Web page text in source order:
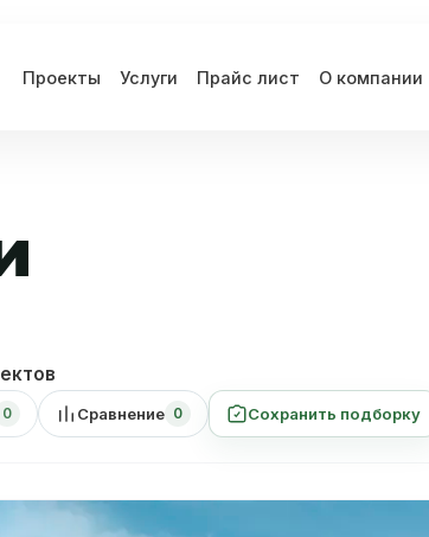
Проекты Услуги Прайс лист О компании
0 Сравнение 0 Сохранить подборку